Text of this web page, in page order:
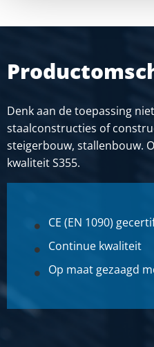
Denk aan de toepassing
staalconstructies of
steigerbouw, stallenbouw.
kwaliteit S355.
CE (EN 1090)
Continue kwaliteit
Op maat gezaagd